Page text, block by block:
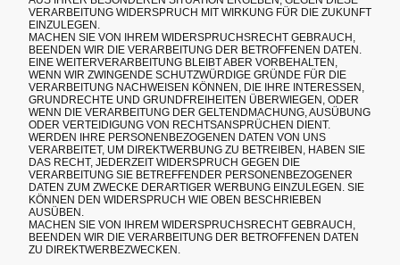
VERARBEITUNG WIDERSPRUCH MIT WIRKUNG FÜR DIE ZUKUNFT
EINZULEGEN.
MACHEN SIE VON IHREM WIDERSPRUCHSRECHT GEBRAUCH,
BEENDEN WIR DIE VERARBEITUNG DER BETROFFENEN DATEN.
EINE WEITERVERARBEITUNG BLEIBT ABER VORBEHALTEN,
WENN WIR ZWINGENDE SCHUTZWÜRDIGE GRÜNDE FÜR DIE
VERARBEITUNG NACHWEISEN KÖNNEN, DIE IHRE INTERESSEN,
GRUNDRECHTE UND GRUNDFREIHEITEN ÜBERWIEGEN, ODER
WENN DIE VERARBEITUNG DER GELTENDMACHUNG, AUSÜBUNG
ODER VERTEIDIGUNG VON RECHTSANSPRÜCHEN DIENT.
WERDEN IHRE PERSONENBEZOGENEN DATEN VON UNS
VERARBEITET, UM DIREKTWERBUNG ZU BETREIBEN, HABEN SIE
DAS RECHT, JEDERZEIT WIDERSPRUCH GEGEN DIE
VERARBEITUNG SIE BETREFFENDER PERSONENBEZOGENER
DATEN ZUM ZWECKE DERARTIGER WERBUNG EINZULEGEN. SIE
KÖNNEN DEN WIDERSPRUCH WIE OBEN BESCHRIEBEN
AUSÜBEN.
MACHEN SIE VON IHREM WIDERSPRUCHSRECHT GEBRAUCH,
BEENDEN WIR DIE VERARBEITUNG DER BETROFFENEN DATEN
ZU DIREKTWERBEZWECKEN.